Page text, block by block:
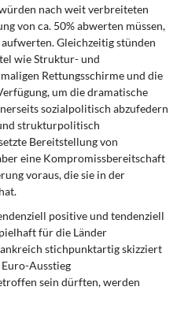
nach weit verbreiteten
von ca. 50% abwerten müssen,
Gleichzeitig stünden
wie Struktur- und
Rettungsschirme und die
um die dramatische
sozialpolitisch abzufedern
strukturpolitisch
Bereitstellung von
eine Kompromissbereitschaft
voraus, die sie in der
positive und tendenziell
für die Länder
stichpunktartig skizziert
Ausstieg
sein dürften, werden